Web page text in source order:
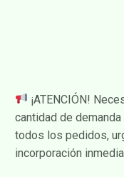
¡ATENCIÓN!
cantidad de
todos los pedidos,
incorporación